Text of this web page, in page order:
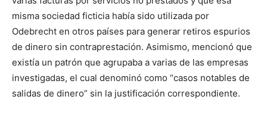
misma sociedad ficticia había sido utilizada por
Odebrecht en otros países para generar retiros espurios
de dinero sin contraprestación. Asimismo, mencionó que
existía un patrón que agrupaba a varias de las empresas
investigadas, el cual denominó como “casos notables de
salidas de dinero” sin la justificación correspondiente.